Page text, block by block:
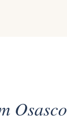
Osasco